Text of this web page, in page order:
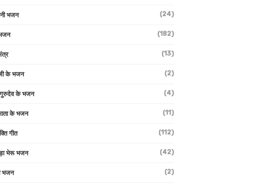
भजन (24)
(182)
(13)
के भजन (2)
गुरुदेव के भजन (4)
माता के भजन (11)
गीत (112)
भेरू भजन (42)
भजन (2)